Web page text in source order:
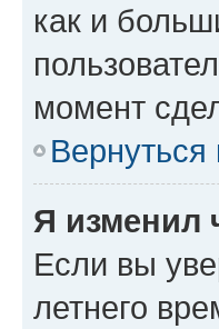
как и
момент
Вернуться
Я изменил
Если вы
летнего